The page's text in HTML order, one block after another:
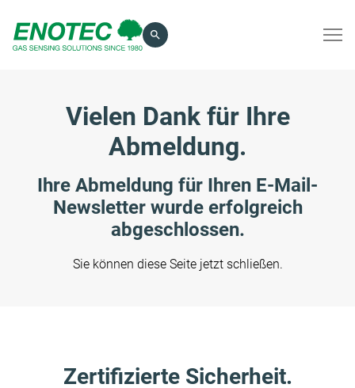
Vielen Dank für Ihre
Abmeldung.
Ihre Abmeldung für Ihren E-Mail-
Newsletter wurde erfolgreich
abgeschlossen.
Sie können diese Seite jetzt schließen.
Zertifizierte Sicherheit.